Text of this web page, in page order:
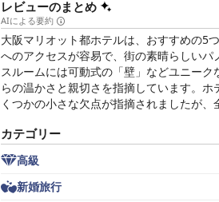
レビューのまとめ
AIによる要約
大阪マリオット都ホテルは、おすすめの5
へのアクセスが容易で、街の素晴らしい
スルームには可動式の「壁」などユニー
らの温かさと親切さを指摘しています。
くつかの小さな欠点が指摘されましたが
カテゴリー
高級
新婚旅行